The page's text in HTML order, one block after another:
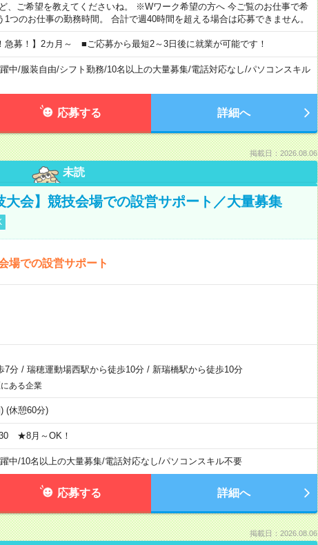
、ご希望を教えてくださいね。 ※Wワーク希望の方へ 今ご覧のお仕事で希
つのお仕事の勤務時間。 合計で週40時間を超える場合は応募できません。
急募！】2カ月～ ■ご応募から最短2～3日後に就業が可能です！
中/服装自由/シフト勤務/10名以上の大量募集/電話対応なし/パソコンスキル
応募する 詳細へ
掲載日：2026.08.06
未読
大会】競技会場での設営サポート／大量募集
場での設営サポート
7分/ 瑞穂運動場西駅から徒歩10分/ 新瑞橋駅から徒歩10分
ある企業
(休憩60分)
30 ★8月～OK！
中/10名以上の大量募集/電話対応なし/パソコンスキル不要
応募する 詳細へ
掲載日：2026.08.06